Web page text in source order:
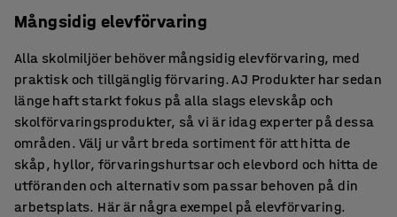
Mångsidig elevförvaring
Alla skolmiljöer behöver mångsidig elevförvaring, med
praktisk och tillgänglig förvaring. AJ Produkter har sedan
länge haft starkt fokus på alla slags elevskåp och
skolförvaringsprodukter, så vi är idag experter på dessa
områden. Välj ur vårt breda sortiment för att hitta de
skåp, hyllor, förvaringshurtsar och elevbord och hitta de
utföranden och alternativ som passar behoven på din
arbetsplats. Här är några exempel på elevförvaring.